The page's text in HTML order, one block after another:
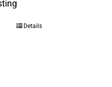
Details